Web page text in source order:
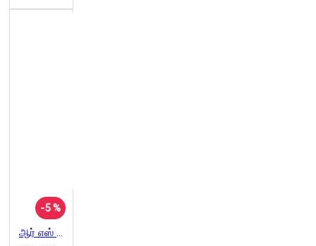
-5 %
ஆர் எஸ் எஸ் ஸின் ஆழமும் அகலமும்